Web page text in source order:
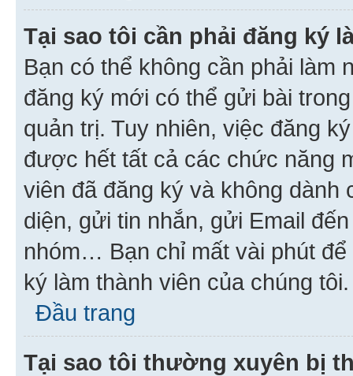
Tại sao tôi cần phải đăng ký
Bạn có thể không cần phải làm
đăng ký mới có thể gửi bài
quản trị. Tuy nhiên, việc đăng
được hết tất cả các chức năng
viên đã đăng ký và không
diện, gửi tin nhắn, gửi Email
nhóm… Bạn chỉ mất vài phút
ký làm thành viên của chúng tôi.
Đầu trang
Tại sao tôi thường xuyên bị